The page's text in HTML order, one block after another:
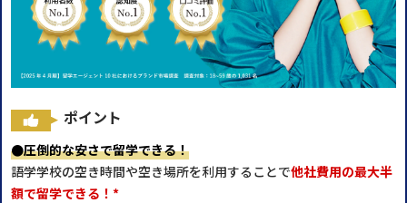
ポイント
●圧倒的な安さで留学できる！
語学学校の空き時間や空き場所を利用することで他社費用の最大半
額で留学できる！*